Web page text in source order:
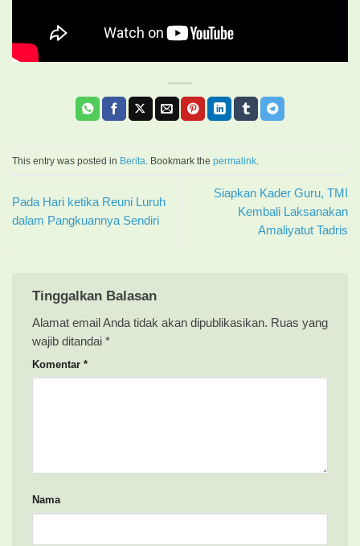
This entry was posted in Berita . Bookmark the permalink
Pada Hari ketika Reuni Luruh
dalam Pangkuannya Sendiri
Siapkan Kader Guru, TMI
Kembali Laksanakan
Amaliyatut Tadris
Tinggalkan Balasan
Alamat email Anda tidak akan dipublikasikan. Ruas yang
wajib ditandai *
Komentar *
Nama